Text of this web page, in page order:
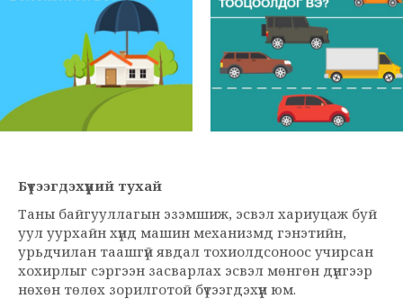
Бүтээгдэхүүний тухай
Таны байгууллагын эзэмшиж, эсвэл хариуцаж буй
уул уурхайн хүнд машин механизмд гэнэтийн,
урьдчилан таашгүй явдал тохиолдсоноос учирсан
хохирлыг сэргээн засварлах эсвэл мөнгөн дүнгээр
нөхөн төлөх зорилготой бүтээгдэхүүн юм.